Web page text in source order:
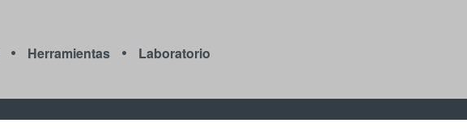
Herramientas Laboratorio